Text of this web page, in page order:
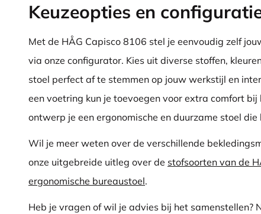
Keuzeopties en
Met de HÅG Capisco 8106 stel je eenvoudig zelf
via onze configurator. Kies uit diverse stoffen,
stoel perfect af te stemmen op jouw werkstijl en
een voetring kun je toevoegen voor extra comfort
ontwerp je een ergonomische en duurzame stoel
Wil je meer weten over de verschillende
onze uitgebreide uitleg over de stofsoorten van de
ergonomische bureaustoel.
Heb je vragen of wil je advies bij het samenstellen?